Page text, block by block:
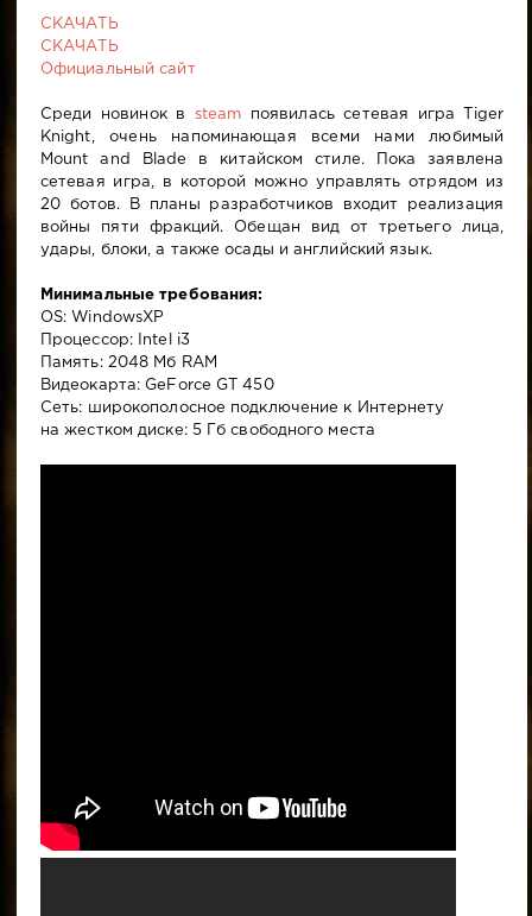
СКАЧАТЬ
СКАЧАТЬ
Официальный сайт
Среди новинок в steam появилась сетевая игра Tiger
Knight, очень напоминающая всеми нами любимый
Mount and Blade в китайском стиле. Пока заявлена
сетевая игра, в которой можно управлять отрядом из
20 ботов. В планы разработчиков входит реализация
войны пяти фракций. Обещан вид от третьего лица,
удары, блоки, а также осады и английский язык.
Минимальные требования:
OS: WindowsXP
Процессор: Intel i3
Память: 2048 Мб RAM
Видеокарта: GeForce GT 450
Сеть: широкополосное подключение к Интернету
на жестком диске: 5 Гб свободного места